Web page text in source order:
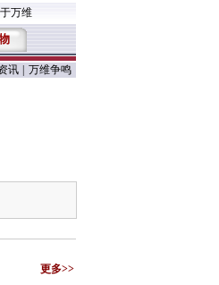
万维
讯 万维争鸣
更多>>